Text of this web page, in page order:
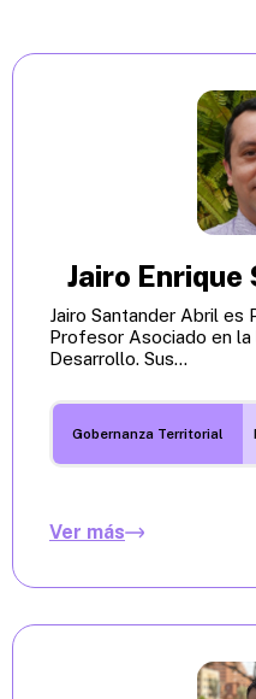
Jairo
Jairo Santander Abril es
Profesor Asociado en
Desarrollo. Sus...
Gobernanza Territorial
Ver más